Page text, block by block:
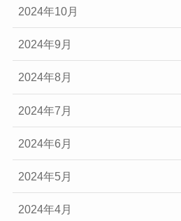
2024年10月
2024年9月
2024年8月
2024年7月
2024年6月
2024年5月
2024年4月